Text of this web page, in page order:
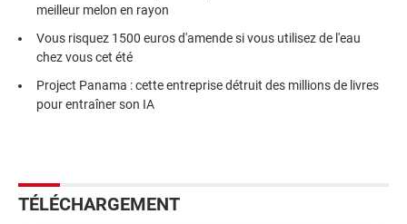
meilleur melon en rayon
Vous risquez 1500 euros d'amende si vous utilisez de l'eau
chez vous cet été
Project Panama : cette entreprise détruit des millions de livres
pour entraîner son IA
TÉLÉCHARGEMENT